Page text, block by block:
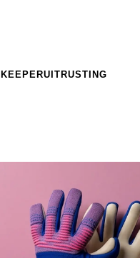
KEEPERUITRUSTING